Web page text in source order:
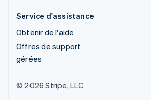
Service d'assistance
Obtenir de l'aide
Offres de support
gérées
© 2026 Stripe, LLC